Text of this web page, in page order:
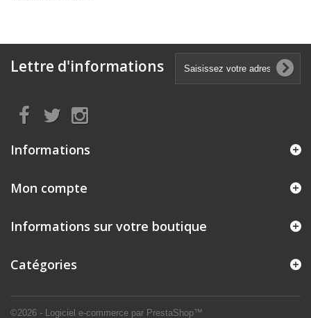
Lettre d'informations
Informations
©2026 - Logiciel e-commerce par PrestaShop™
Mon compte
Informations sur votre boutique
Catégories